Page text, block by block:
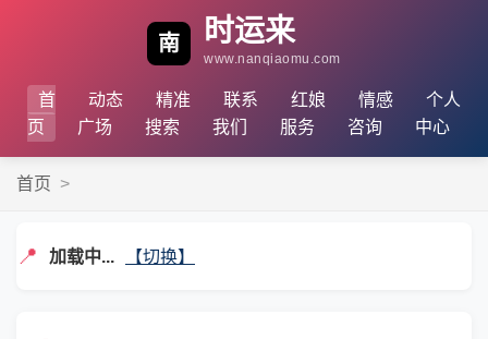
南 时运来
www.nanqiaomu.com
首
页
动态
广场
精准
搜索
联系
我们
红娘
服务
情感
咨询
个人
中心
首页 >
📍 加载中... 【切换】